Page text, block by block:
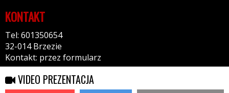
VIDEO PREZENTACJA
KONTAKT
Tel: 601350654
32-014 Brzezie
Kontakt: przez formularz
Serwis wykorzystuje pliki cookies. Jeżeli nie blokujesz plików, to
zgadzasz się na ich użycie oraz zapisywanie w pamięci urządzenia.
Więcej informacji wpolityce prywatności